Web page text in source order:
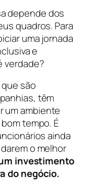
depende dos
quadros. Para
uma jornada
e
verdade?
são
têm
um ambiente
tempo. É
ainda
o melhor
investimento
do negócio.